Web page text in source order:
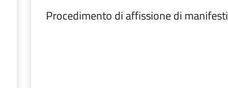
Procedimento di affissione di manifesti